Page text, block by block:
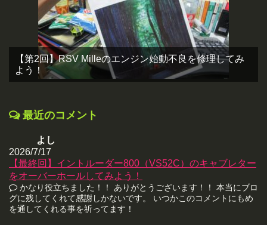
【第2回】RSV Milleのエンジン始動不良を修理してみ
よう！
最近のコメント
よし
2026/7/17
【最終回】イントルーダー800（VS52C）のキャブレター
をオーバーホールしてみよう！
かなり役立ちました！！ ありがとうございます！！ 本当にブロ
グに残してくれて感謝しかないです。 いつかこのコメントにもめ
を通してくれる事を祈ってます！